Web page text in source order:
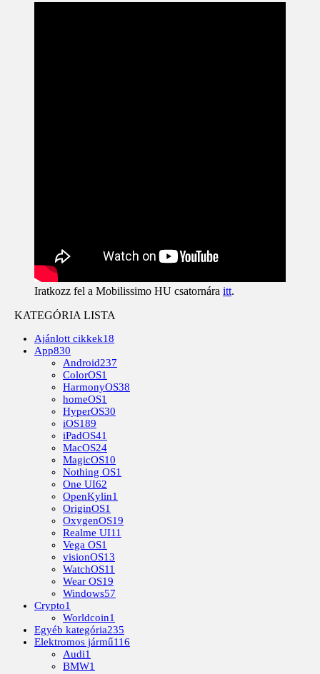
Iratkozz fel a Mobilissimo HU csatornára itt.
KATEGÓRIA LISTA
Ajánlott cikkek18
App830
Android237
ColorOS1
HarmonyOS38
homeOS1
HyperOS30
iOS189
iPadOS41
MacOS24
MagicOS10
Nothing OS1
One UI62
OpenKylin1
OriginOS1
OxygenOS19
Realme UI11
Vega OS1
visionOS13
WatchOS11
Wear OS19
Windows57
Crypto1
Worldcoin1
Egyéb kategória235
Elektromos jármű116
Audi1
BMW1